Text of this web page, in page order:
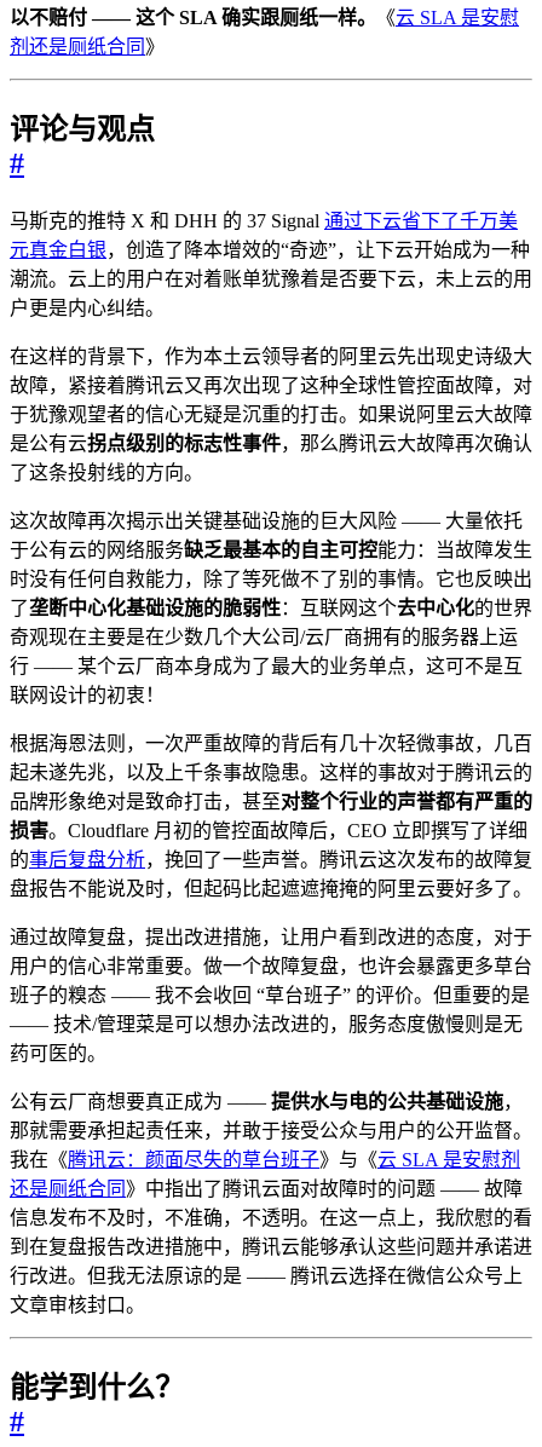
以不赔付 —— 这个 SLA 确实跟厕纸一样。
《云 SLA 是安慰
剂还是厕纸合同 》
评论与观点
#
马斯克的推特 X 和 DHH 的 37 Signal 通过下云省下了千万美
元真金白银，创造了降本增效的“奇迹”，让下云开始成为一种
潮流。云上的用户在对着账单犹豫着是否要下云，未上云的用
户更是内心纠结。
在这样的背景下，作为本土云领导者的阿里云先出现史诗级大
故障，紧接着腾讯云又再次出现了这种全球性管控面故障，对
于犹豫观望者的信心无疑是沉重的打击。如果说阿里云大故障
是公有云拐点级别的标志性事件，那么腾讯云大故障再次确认
了这条投射线的方向。
这次故障再次揭示出关键基础设施的巨大风险 —— 大量依托
于公有云的网络服务缺乏最基本的自主可控能力：当故障发生
时没有任何自救能力，除了等死做不了别的事情。它也反映出
了垄断中心化基础设施的脆弱性：互联网这个去中心化的世界
奇观现在主要是在少数几个大公司/云厂商拥有的服务器上运
行 —— 某个云厂商本身成为了最大的业务单点，这可不是互
联网设计的初衷！
根据海恩法则，一次严重故障的背后有几十次轻微事故，几百
起未遂先兆，以及上千条事故隐患。这样的事故对于腾讯云的
品牌形象绝对是致命打击，甚至对整个行业的声誉都有严重的
损害。Cloudflare 月初的管控面故障后，CEO 立即撰写了详细
的事后复盘分析，挽回了一些声誉。腾讯云这次发布的故障复
盘报告不能说及时，但起码比起遮遮掩掩的阿里云要好多了。
通过故障复盘，提出改进措施，让用户看到改进的态度，对于
用户的信心非常重要。做一个故障复盘，也许会暴露更多草台
班子的糗态 —— 我不会收回 “草台班子” 的评价。但重要的是
—— 技术/管理菜是可以想办法改进的，服务态度傲慢则是无
药可医的。
公有云厂商想要真正成为 —— 提供水与电的公共基础设施，
那就需要承担起责任来，并敢于接受公众与用户的公开监督。
我在《腾讯云：颜面尽失的草台班子》与《云 SLA 是安慰剂
还是厕纸合同 》中指出了腾讯云面对故障时的问题 —— 故障
信息发布不及时，不准确，不透明。在这一点上，我欣慰的看
到在复盘报告改进措施中，腾讯云能够承认这些问题并承诺进
行改进。但我无法原谅的是 —— 腾讯云选择在微信公众号上
文章审核封口。
能学到什么？
#